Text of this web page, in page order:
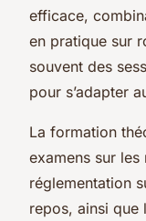
efficace,
en pratique sur
souvent des
pour s’adapter
La formation
examens sur
réglementation
repos, ainsi que